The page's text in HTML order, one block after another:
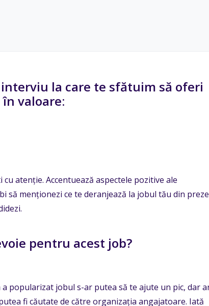
la care te sfătuim să oferi
valoare:
atenție. Accentuează aspectele pozitive ale
să menționezi ce te deranjează la jobul tău din
pentru acest job?
popularizat jobul s-ar putea să te ajute un pic, dar
fi căutate de către organizația angajatoare. Iată